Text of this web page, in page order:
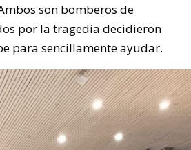
son bomberos de
por la tragedia decidieron
para sencillamente ayudar.